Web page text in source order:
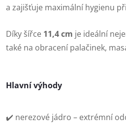
a zajišťuje maximální hygienu
Díky šířce 11,4 cm je ideální
také na obracení palačinek,
Hlavní výhody
✔️ nerezové jádro – extrémní